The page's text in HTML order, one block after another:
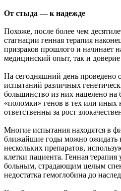
От стыда — к надежде
Похоже, после более чем
стагнации генная терапия
призраков прошлого и начинает
медицинский опыт, так и
На сегодняшний день проведено
испытаний различных
большинство из них нацелено на
«поломки» генов в тех или иных
ответственны за рост
Многие испытания находятся в
ближайшие годы можно ожидать
нескольких препаратов,
клетки пациента. Генная
больным, страдающим целым
недостатка гемоглобина до